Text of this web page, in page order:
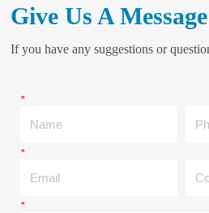
Give Us A Message
If you have any suggestions or
*Name
*Email
*Message